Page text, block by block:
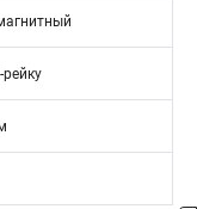
рейку